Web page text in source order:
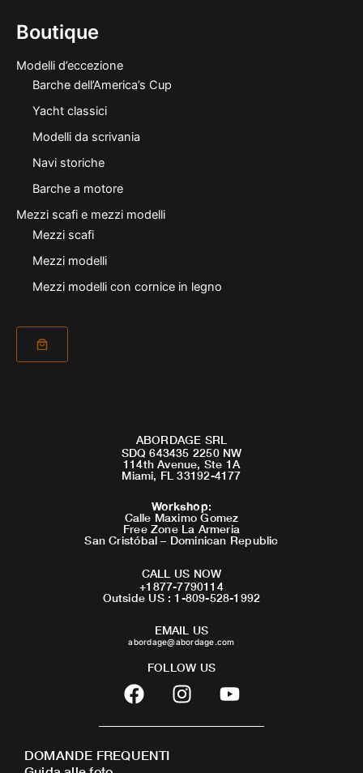
Boutique
Modelli d’eccezione
Barche dell’America’s Cup
Yacht classici
Modelli da scrivania
Navi storiche
Barche a motore
Mezzi scafi e mezzi modelli
Mezzi scafi
Mezzi modelli
Mezzi modelli con cornice in legno
ABORDAGE SRL
SDQ 643435 2250 NW
114th Avenue, Ste 1A
Miami, FL 33192-4177
Workshop:
Calle Maximo Gomez
Free Zone La Armeria
San Cristóbal – Dominican Republic
CALL US NOW
+1877-7790114
Outside US : 1-809-528-1992
EMAIL US
abordage@abordage.com
FOLLOW US
F
a
c
b
I
n
s
Y
o
u
DOMANDE FREQUENTI